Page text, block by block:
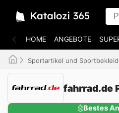
HOME ANGEBOTE
Sportartikel und
fahrrad.de
Bestes